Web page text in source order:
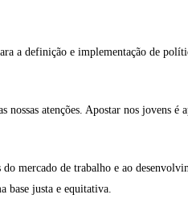
a definição e implementação de
atenções. Apostar nos jovens é
mercado de trabalho e ao
base justa e equitativa.